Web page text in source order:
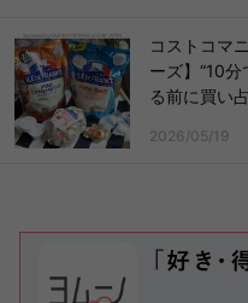
コストコマ
ーズ】“10
る前に買い
2026/05/19